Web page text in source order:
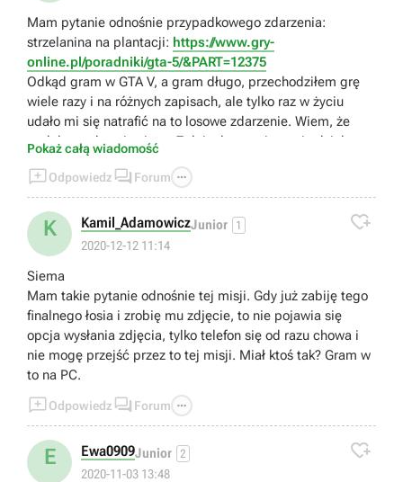
Mam pytanie odnośnie przypadkowego zdarzenia:
strzelanina na plantacji: https://www.gry-
online.pl/poradniki/gta-5/&PART=12375
Odkąd gram w GTA V, a gram długo, przechodziłem grę
wiele razy i na różnych zapisach, ale tylko raz w życiu
udało mi się natrafić na to losowe zdarzenie. Wiem, że
podobno odnawia się co 7 dni, ale u mnie to nie działa.
Jak przyjeżdżam na farmę, to w ogóle nic się tam nie
dzieje, a jak już raz się zdarzyło to minęło 7 dni(w grze) i
nic, minęło nawet więcej i również nic. Próbowałem
przyjeżdżać różnymi postaciami o różnych porach dnia i
nocy, z każdej możliwej strony. Skoro już raz się pojawiło
to zdarzenie to dlaczego nie da się go znów "wywołac"?
Czy coś robię źle?
Pokaż całą wiadomość
Odpowiedz  Forum 
K Kamil_AdamowiczJunior 1
2020-12-12 11:14

Siema
Mam takie pytanie odnośnie tej misji. Gdy już zabiję tego
finalnego łosia i zrobię mu zdjęcie, to nie pojawia się
opcja wysłania zdjęcia, tylko telefon się od razu chowa i
nie mogę przejść przez to tej misji. Miał ktoś tak? Gram w
to na PC.
Odpowiedz  Forum 
E Ewa0909Junior 2
2020-11-03 13:48
